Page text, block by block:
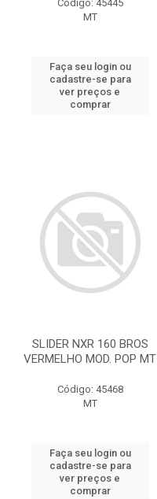
Código: 45445
MT
Faça seu login ou
cadastre-se para
ver preços e
comprar
SLIDER NXR 160 BROS
VERMELHO MOD. POP MT
Código: 45468
MT
Faça seu login ou
cadastre-se para
ver preços e
comprar